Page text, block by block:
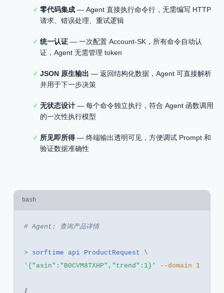
✓ 零代码集成 — Agent 直接执行命令行，无需编写 HTTP
请求、错误处理、重试逻辑
✓ 统一认证 — 一次配置 Account-SK，所有命令自动认
证，Agent 无需管理 token
✓ JSON 原生输出 — 返回结构化数据，Agent 可直接解析
并用于下一步决策
✓ 无状态设计 — 每个命令独立执行，符合 Agent 函数调用
的一次性执行模型
✓ 所见即所得 — 终端输出透明可见，方便调试 Prompt 和
验证数据准确性
bash
# Agent: 查询产品详情
>
sorftime api ProductRequest \
'{"asin":"B0CVM8TXHP","trend":1}'
--domain 1